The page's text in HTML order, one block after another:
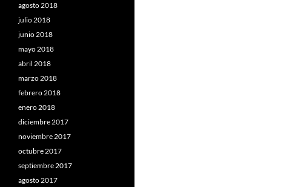
agosto 2018
julio 2018
junio 2018
mayo 2018
abril 2018
marzo 2018
febrero 2018
enero 2018
diciembre 2017
noviembre 2017
octubre 2017
septiembre 2017
agosto 2017